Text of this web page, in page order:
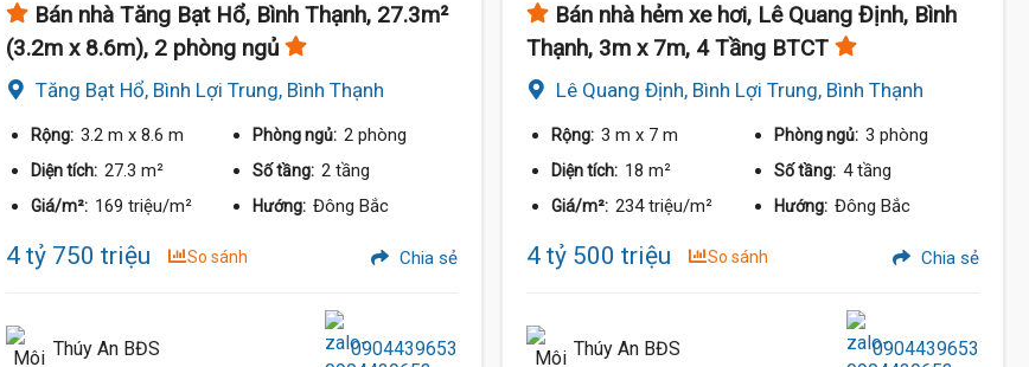
4.88 Tỷ
Bán nhà Tăng Bạt Hổ, Bình Thạnh, 27.3m²
(3.2m x 8.6m), 2 phòng ngủ
Tăng Bạt Hổ, Bình Lợi Trung, Bình Thạnh
Rộng: 3.2 m x 8.6 m Phòng ngủ: 2 phòng
Diện tích: 27.3 m² Số tầng: 2 tầng
Giá/m²: 169 triệu/m² Hướng: Đông Bắc
4 tỷ 750 triệu So sánh Chia sẻ
Thúy An BĐS 0904439653
Bán nhà hẻm xe hơi, Lê Quang Định, Bình
Thạnh, 3m x 7m, 4 Tầng BTCT
Lê Quang Định, Bình Lợi Trung, Bình Thạnh
Rộng: 3 m x 7 m Phòng ngủ: 3 phòng
Diện tích: 18 m² Số tầng: 4 tầng
Giá/m²: 234 triệu/m² Hướng: Đông Bắc
4 tỷ 500 triệu So sánh Chia sẻ
Thúy An BĐS 0904439653